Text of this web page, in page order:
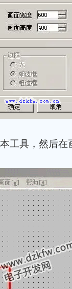
工具，然后在